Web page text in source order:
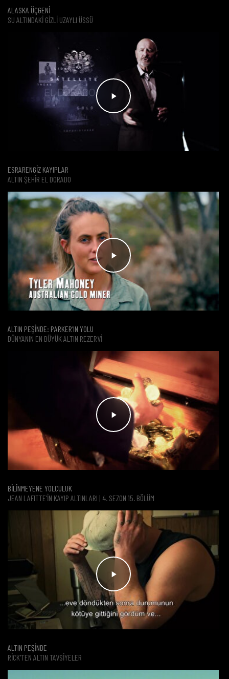
ALASKA ÜÇGENİ
SU ALTINDAKİ GİZLİ UZAYLI ÜSSÜ
ESRARENGİZ KAYIPLAR
ALTIN ŞEHIR EL DORADO
ALTIN PEŞİNDE: PARKER'IN YOLU
DÜNYANIN EN BÜYÜK ALTIN REZERVI
BİLİNMEYENE YOLCULUK
JEAN LAFITTE'İN KAYIP ALTINLARI | 4. SEZON 15. BÖLÜM
ALTIN PEŞİNDE
RICK'TEN ALTIN TAVSIYELER